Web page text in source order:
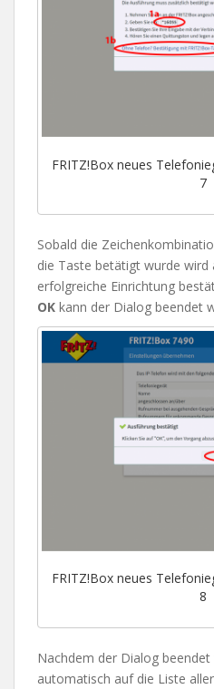
FRITZ!Box neues
7
Sobald die
die Taste betätigt wurde wird
erfolgreiche Einrichtung
OK kann der Dialog beendet
FRITZ!Box neues
8
Nachdem der Dialog
automatisch auf die Liste